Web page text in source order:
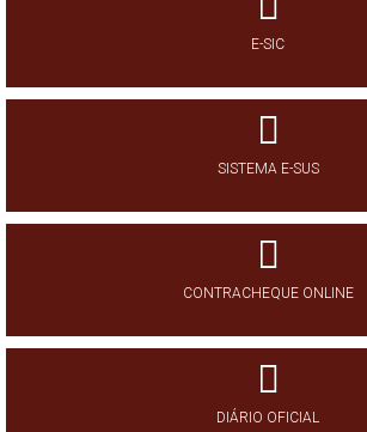
E-SIC
SISTEMA E-SUS
CONTRACHEQUE ONLINE
DIÁRIO OFICIAL